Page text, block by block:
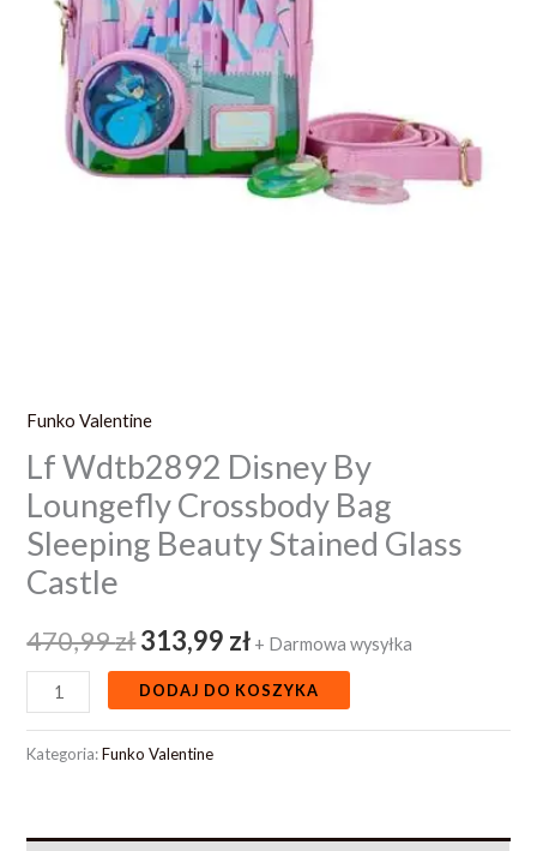
Funko Valentine
Lf Wdtb2892 Disney By
Loungefly Crossbody Bag
Sleeping Beauty Stained Glass
Castle
470,99zł313,99 zł + Darmowa wysyłka
Glass
Castle
DODAJ DO KOSZYKA
Kategoria:Funko Valentine